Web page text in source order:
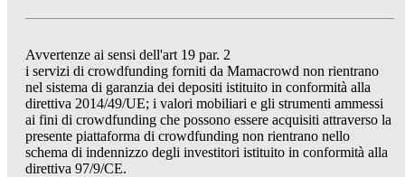
Avvertenze ai sensi dell'art 19 par. 2
i servizi di crowdfunding forniti da Mamacrowd non rientrano
nel sistema di garanzia dei depositi istituito in conformità alla
direttiva 2014/49/UE; i valori mobiliari e gli strumenti ammessi
ai fini di crowdfunding che possono essere acquisiti attraverso la
presente piattaforma di crowdfunding non rientrano nello
schema di indennizzo degli investitori istituito in conformità alla
direttiva 97/9/CE.